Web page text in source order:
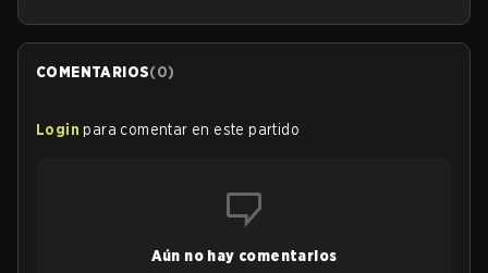
COMENTARIOS(0)
Login para comentar en este partido
Aún no hay comentarios